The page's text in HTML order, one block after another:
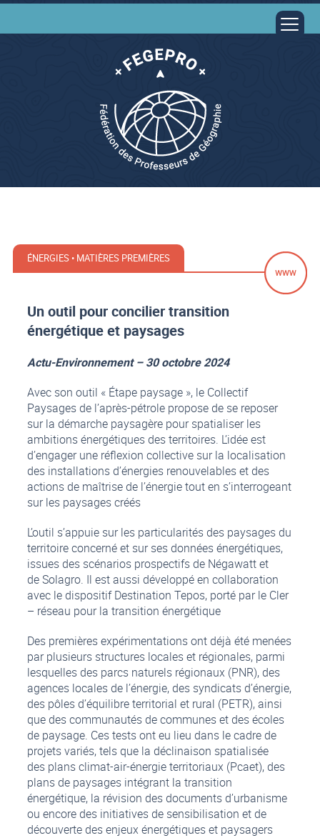
ÉNERGIES • MATIÈRES PREMIÈRES
Un outil pour concilier transition
énergétique et paysages
Actu-Environnement – 30 octobre 2024
Avec son outil « Étape paysage », le Collectif
Paysages de l’après-pétrole propose de se reposer
sur la démarche paysagère pour spatialiser les
ambitions énergétiques des territoires. L’idée est
d’engager une réflexion collective sur la localisation
des installations d’énergies renouvelables et des
actions de maîtrise de l’énergie tout en s’interrogeant
sur les paysages créés
L’outil s’appuie sur les particularités des paysages du
territoire concerné et sur ses données énergétiques,
issues des scénarios prospectifs de Négawatt et
de Solagro. Il est aussi développé en collaboration
avec le dispositif Destination Tepos, porté par le Cler
– réseau pour la transition énergétique
Des premières expérimentations ont déjà été menées
par plusieurs structures locales et régionales, parmi
lesquelles des parcs naturels régionaux (PNR), des
agences locales de l’énergie, des syndicats d’énergie,
des pôles d’équilibre territorial et rural (PETR), ainsi
que des communautés de communes et des écoles
de paysage. Ces tests ont eu lieu dans le cadre de
projets variés, tels que la déclinaison spatialisée
des plans climat-air-énergie territoriaux (Pcaet), des
plans de paysages intégrant la transition
énergétique, la révision des documents d’urbanisme
ou encore des initiatives de sensibilisation et de
découverte des enjeux énergétiques et paysagers